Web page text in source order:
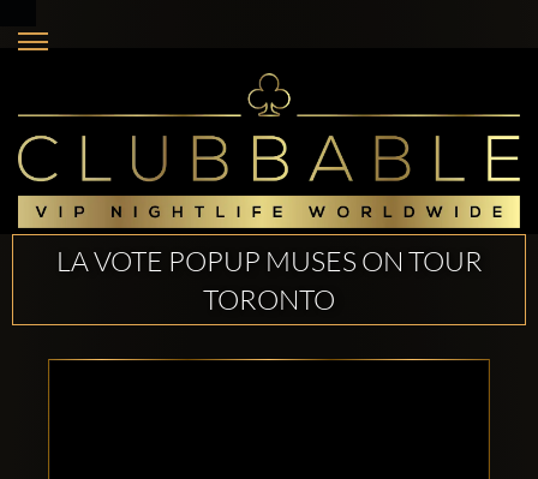
LA VOTE POPUP MUSES ON TOUR
TORONTO